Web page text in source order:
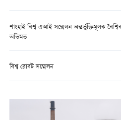
শাংহাই বিশ্ব এআই সম্মেলন অন্তর্ভুক্তিমূলক
অভিমত
বিশ্ব রোবট সম্মেলন